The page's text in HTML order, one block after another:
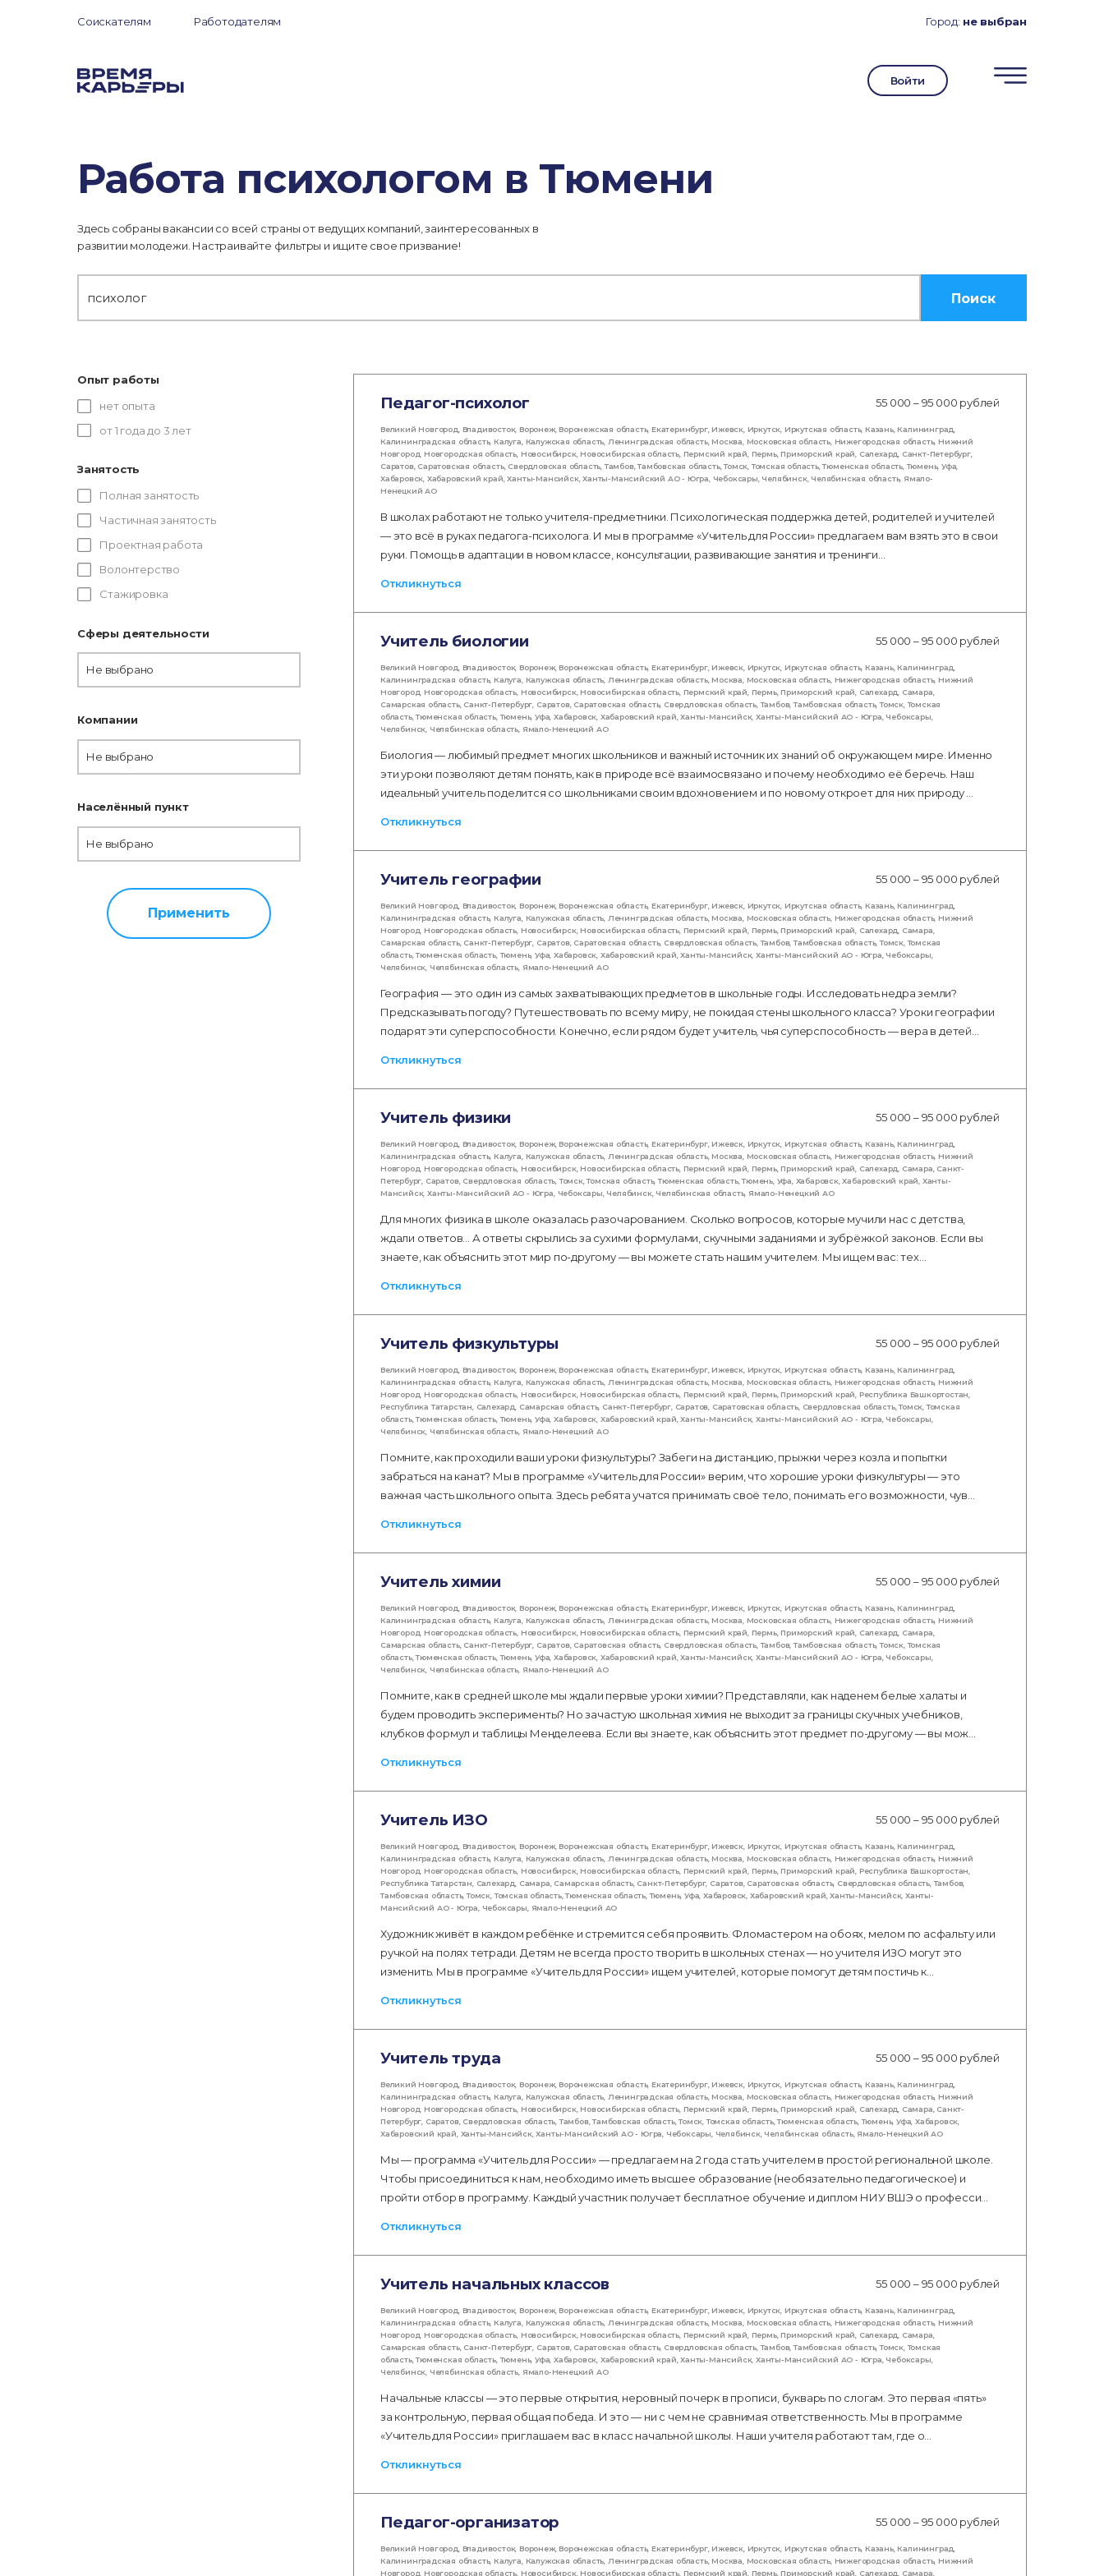
Соискателям Работодателям Город: не выбран
Войти
Работа психологом в Тюмени
Здесь собраны вакансии со всей страны от ведущих компаний, заинтересованных в
развитии молодежи. Настраивайте фильтры и ищите свое призвание!
Поиск
Опыт работы
нет опыта
от 1 года до 3 лет
Занятость
Полная занятость
Частичная занятость
Проектная работа
Волонтерство
Стажировка
Сферы деятельности
Не выбрано
Компании
Не выбрано
Населённый пункт
Не выбрано
Применить
Педагог-психолог 55 000 – 95 000 рублей
Великий Новгород Владивосток, Воронеж, Воронежская область, Екатеринбург, Ижевск, Иркутск Иркутская область, Казань, Калининград
Калининградская область, Калуга Калужская область Ленинградская область, Москва Московская область, Нижегородская область, Нижний
Новгород Новгородская область Новосибирск, Новосибирская область, Пермский край Пермь, Приморский край Салехард Санкт-Петербург,
Саратов, Саратовская область, Свердловская область ,Тамбов,Тамбовская область,Томск ,Томская область,Тюменская область,Тюмень,Уфа
Хабаровск Хабаровский край ,Ханты-Мансийск,Ханты-Мансийский АО - Югра Чебоксары Челябинск, Челябинская область, Ямало-
Ненецкий АО
В школах работают не только учителя-предметники. Психологическая поддержка детей, родителей и учителей
— это всё в руках педагога-психолога. И мы в программе «Учитель для России» предлагаем вам взять это в свои
руки. Помощь в адаптации в новом классе, консультации, развивающие занятия и тренинги…
Откликнуться
Учитель биологии 55 000 – 95 000 рублей
Великий Новгород Владивосток, Воронеж, Воронежская область, Екатеринбург, Ижевск, Иркутск Иркутская область, Казань, Калининград
Калининградская область, Калуга Калужская область Ленинградская область, Москва Московская область, Нижегородская область, Нижний
Новгород Новгородская область Новосибирск, Новосибирская область, Пермский край Пермь, Приморский край Салехард Самара
Самарская область, Санкт-Петербург Саратов, Саратовская область, Свердловская область,Тамбов,Тамбовская область,Томск,Томская
область,Тюменская область,Тюмень, Уфа Хабаровск Хабаровский край ,Ханты-Мансийск, Ханты-Мансийский АО - Югра Чебоксары
Челябинск Челябинская область Ямало-Ненецкий АО
Биология — любимый предмет многих школьников и важный источник их знаний об окружающем мире. Именно
эти уроки позволяют детям понять, как в природе всё взаимосвязано и почему необходимо её беречь. Наш
идеальный учитель поделится со школьниками своим вдохновением и по новому откроет для них природу …
Откликнуться
Учитель географии 55 000 – 95 000 рублей
Великий Новгород Владивосток, Воронеж, Воронежская область, Екатеринбург, Ижевск, Иркутск Иркутская область, Казань, Калининград
Калининградская область, Калуга Калужская область Ленинградская область, Москва Московская область, Нижегородская область, Нижний
Новгород Новгородская область Новосибирск, Новосибирская область, Пермский край Пермь, Приморский край Салехард Самара
Самарская область, Санкт-Петербург Саратов, Саратовская область, Свердловская область,Тамбов,Тамбовская область,Томск,Томская
область,Тюменская область,Тюмень, Уфа Хабаровск Хабаровский край ,Ханты-Мансийск, Ханты-Мансийский АО - Югра Чебоксары
Челябинск Челябинская область Ямало-Ненецкий АО
География — это один из самых захватывающих предметов в школьные годы. Исследовать недра земли?
Предсказывать погоду? Путешествовать по всему миру, не покидая стены школьного класса? Уроки географии
подарят эти суперспособности. Конечно, если рядом будет учитель, чья суперспособность — вера в детей…
Откликнуться
Учитель физики 55 000 – 95 000 рублей
Великий Новгород Владивосток, Воронеж, Воронежская область, Екатеринбург, Ижевск, Иркутск Иркутская область, Казань, Калининград
Калининградская область, Калуга Калужская область Ленинградская область, Москва Московская область, Нижегородская область, Нижний
Новгород Новгородская область Новосибирск, Новосибирская область, Пермский край Пермь, Приморский край Салехард Самара Санкт-
Петербург Саратов, Свердловская область ,Томск,Томская область,Тюменская область,Тюмень, Уфа Хабаровск,Хабаровский край Ханты-
Мансийск,Ханты-Мансийский АО - Югра Чебоксары Челябинск, Челябинская область, Ямало-Ненецкий АО
Для многих физика в школе оказалась разочарованием. Сколько вопросов, которые мучили нас с детства,
ждали ответов... А ответы скрылись за сухими формулами, скучными заданиями и зубрёжкой законов. Если вы
знаете, как объяснить этот мир по-другому — вы можете стать нашим учителем. Мы ищем вас: тех…
Откликнуться
Учитель физкультуры 55 000 – 95 000 рублей
Великий Новгород Владивосток, Воронеж, Воронежская область, Екатеринбург, Ижевск, Иркутск Иркутская область, Казань, Калининград
Калининградская область, Калуга Калужская область Ленинградская область, Москва Московская область, Нижегородская область, Нижний
Новгород Новгородская область Новосибирск, Новосибирская область, Пермский край Пермь, Приморский край Республика Башкортостан
Республика Татарстан
Салехард Самарская область, Санкт-Петербург, Саратов Саратовская область, Свердловская область,Томск ,Томская
область,Тюменская область,Тюмень, Уфа Хабаровск Хабаровский край ,Ханты-Мансийск, Ханты-Мансийский АО - Югра Чебоксары
Челябинск Челябинская область Ямало-Ненецкий АО
Помните, как проходили ваши уроки физкультуры? Забеги на дистанцию, прыжки через козла и попытки
забраться на канат? Мы в программе «Учитель для России» верим, что хорошие уроки физкультуры — это
важная часть школьного опыта. Здесь ребята учатся принимать своё тело, понимать его возможности, чув…
Откликнуться
Учитель химии 55 000 – 95 000 рублей
Великий Новгород Владивосток, Воронеж, Воронежская область, Екатеринбург, Ижевск, Иркутск Иркутская область, Казань, Калининград
Калининградская область, Калуга Калужская область Ленинградская область, Москва Московская область, Нижегородская область, Нижний
Новгород Новгородская область Новосибирск, Новосибирская область, Пермский край Пермь, Приморский край Салехард Самара
Самарская область, Санкт-Петербург Саратов, Саратовская область, Свердловская область,Тамбов,Тамбовская область,Томск,Томская
область,Тюменская область,Тюмень, Уфа Хабаровск Хабаровский край ,Ханты-Мансийск, Ханты-Мансийский АО - Югра Чебоксары
Челябинск Челябинская область Ямало-Ненецкий АО
Помните, как в средней школе мы ждали первые уроки химии? Представляли, как наденем белые халаты и
будем проводить эксперименты? Но зачастую школьная химия не выходит за границы скучных учебников,
клубков формул и таблицы Менделеева. Если вы знаете, как объяснить этот предмет по-другому — вы мож…
Откликнуться
Учитель ИЗО 55 000 – 95 000 рублей
Великий Новгород Владивосток, Воронеж, Воронежская область, Екатеринбург, Ижевск, Иркутск Иркутская область, Казань, Калининград
Калининградская область, Калуга Калужская область Ленинградская область, Москва Московская область, Нижегородская область, Нижний
Новгород Новгородская область Новосибирск, Новосибирская область, Пермский край Пермь, Приморский край Республика Башкортостан
Республика Татарстан
Салехард Самара Самарская область, Санкт-Петербург, Саратов, Саратовская область, Свердловская область,Тамбов,
Тамбовская область,Томск ,Томская область,Тюменская область,Тюмень, Уфа Хабаровск Хабаровский край ,Ханты-Мансийск,Ханты-
Мансийский АО - Югра
Чебоксары Ямало-Ненецкий АО
Художник живёт в каждом ребёнке и стремится себя проявить. Фломастером на обоях, мелом по асфальту или
ручкой на полях тетради. Детям не всегда просто творить в школьных стенах — но учителя ИЗО могут это
изменить. Мы в программе «Учитель для России» ищем учителей, которые помогут детям постичь к…
Откликнуться
Учитель труда 55 000 – 95 000 рублей
Великий Новгород Владивосток, Воронеж, Воронежская область, Екатеринбург, Ижевск, Иркутск Иркутская область, Казань, Калининград
Калининградская область, Калуга Калужская область Ленинградская область, Москва Московская область, Нижегородская область, Нижний
Новгород Новгородская область Новосибирск, Новосибирская область, Пермский край Пермь, Приморский край Салехард Самара Санкт-
Петербург Саратов, Свердловская область ,Тамбов,Тамбовская область,Томск ,Томская область,Тюменская область,Тюмень,Уфа ,Хабаровск
Хабаровский край Ханты-Мансийск,Ханты-Мансийский АО - Югра Чебоксары Челябинск, Челябинская область, Ямало-Ненецкий АО
Мы — программа «Учитель для России» — предлагаем на 2 года стать учителем в простой региональной школе.
Чтобы присоединиться к нам, необходимо иметь высшее образование (необязательно педагогическое) и
пройти отбор в программу. Каждый участник получает бесплатное обучение и диплом НИУ ВШЭ о професси…
Откликнуться
Учитель начальных классов 55 000 – 95 000 рублей
Великий Новгород Владивосток, Воронеж, Воронежская область, Екатеринбург, Ижевск, Иркутск Иркутская область, Казань, Калининград
Калининградская область, Калуга Калужская область Ленинградская область, Москва Московская область, Нижегородская область, Нижний
Новгород Новгородская область Новосибирск, Новосибирская область, Пермский край Пермь, Приморский край Салехард Самара
Самарская область, Санкт-Петербург Саратов, Саратовская область, Свердловская область,Тамбов,Тамбовская область,Томск,Томская
область,Тюменская область,Тюмень, Уфа Хабаровск Хабаровский край ,Ханты-Мансийск, Ханты-Мансийский АО - Югра Чебоксары
Челябинск Челябинская область Ямало-Ненецкий АО
Начальные классы — это первые открытия, неровный почерк в прописи, букварь по слогам. Это первая «пять»
за контрольную, первая общая победа. И это — ни с чем не сравнимая ответственность. Мы в программе
«Учитель для России» приглашаем вас в класс начальной школы. Наши учителя работают там, где о…
Откликнуться
Педагог-организатор 55 000 – 95 000 рублей
Великий Новгород Владивосток, Воронеж, Воронежская область, Екатеринбург, Ижевск, Иркутск Иркутская область, Казань, Калининград
Калининградская область, Калуга Калужская область Ленинградская область, Москва Московская область, Нижегородская область, Нижний
Новгород Новгородская область Новосибирск, Новосибирская область, Пермский край Пермь, Приморский край Салехард Самара